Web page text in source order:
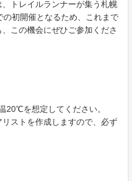
トレイルランナーが集う札幌
の初開催となるため、これまで
この機会にぜひご参加くださ
を想定してください。
ストを作成しますので、必ず